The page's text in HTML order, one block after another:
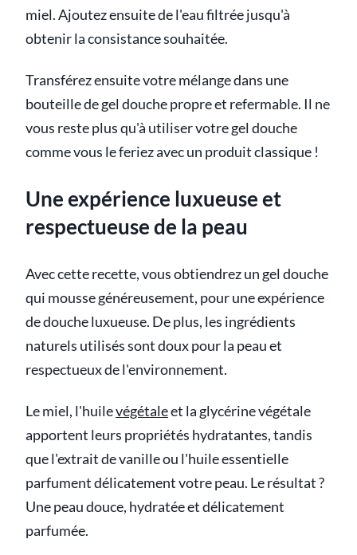
miel. Ajoutez ensuite de l'eau filtrée jusqu'à
obtenir la consistance souhaitée.
Transférez ensuite votre mélange dans une
bouteille de gel douche propre et refermable. Il ne
vous reste plus qu'à utiliser votre gel douche
comme vous le feriez avec un produit classique !
Une expérience luxueuse et
respectueuse de la peau
Avec cette recette, vous obtiendrez un gel douche
qui mousse généreusement, pour une expérience
de douche luxueuse. De plus, les ingrédients
naturels utilisés sont doux pour la peau et
respectueux de l'environnement.
Le miel, l'huilevégétaleet la glycérine végétale
apportent leurs propriétés hydratantes, tandis
que l'extrait de vanille ou l'huile essentielle
parfument délicatement votre peau. Le résultat ?
Une peau douce, hydratée et délicatement
parfumée.